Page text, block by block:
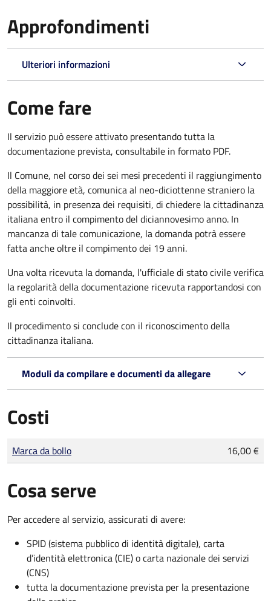
Approfondimenti
Ulteriori informazioni
Come fare
Il servizio può essere attivato presentando tutta la
documentazione prevista, consultabile in formato PDF.
Il Comune, nel corso dei sei mesi precedenti il raggiungimento
della maggiore età, comunica al neo-diciottenne straniero la
possibilità, in presenza dei requisiti, di chiedere la cittadinanza
italiana entro il compimento del diciannovesimo anno. In
mancanza di tale comunicazione, la domanda potrà essere
fatta anche oltre il compimento dei 19 anni.
Una volta ricevuta la domanda, l'ufficiale di stato civile verifica
la regolarità della documentazione ricevuta rapportandosi con
gli enti coinvolti.
Il procedimento si conclude con il riconoscimento della
cittadinanza italiana.
Moduli da compilare e documenti da allegare
Costi
Tipo di pagamento
Importo
Marca da bollo 16,00 €
Cosa serve
Per accedere al servizio, assicurati di avere:
SPID (sistema pubblico di identità digitale), carta
d’identità elettronica (CIE) o carta nazionale dei servizi
(CNS)
tutta la documentazione prevista per la presentazione